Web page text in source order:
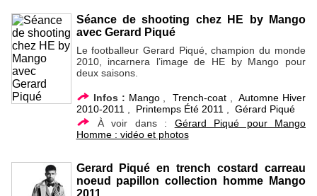
Séance de shooting chez HE by Mango
avec Gerard Piqué
Le footballeur Gerard Piqué, champion du monde
2010, incarnera l’image de HE by Mango pour
deux saisons.
Infos : Mango, Trench-coat ,Automne Hiver
2010-2011
Printemps Été 2011
Gérard Piqué
À voir dans : Gérard Piqué pour Mango
Homme : vidéo et photos
Gerard Piqué en trench costard carreau
noeud papillon collection homme Mango
2011